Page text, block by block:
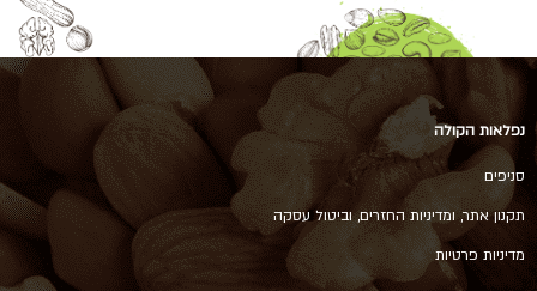
נפלאות הקולה
סניפים
תקנון אתר, ומדיניות החזרים, וביטול עסקה
מדיניות פרטיות